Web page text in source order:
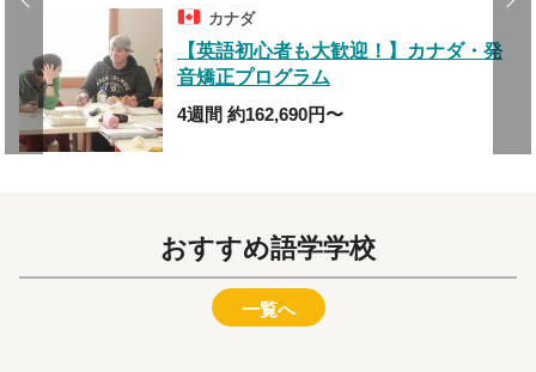
カナダ
【英語初心者も大歓迎！】カナダ・発
音矯正プログラム
4週間 約162,690円〜
おすすめ語学学校
一覧へ